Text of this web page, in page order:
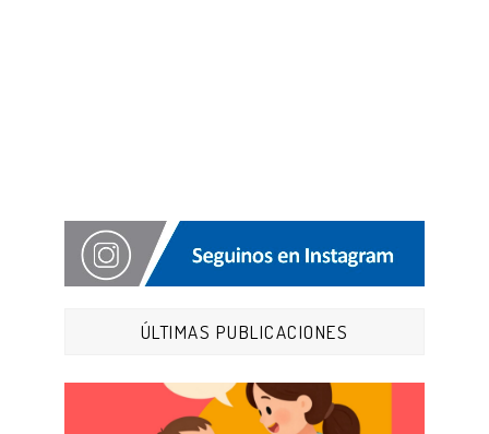
ÚLTIMAS PUBLICACIONES